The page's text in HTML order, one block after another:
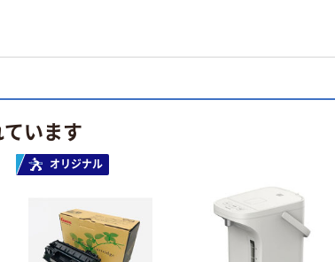
います
オリジナル